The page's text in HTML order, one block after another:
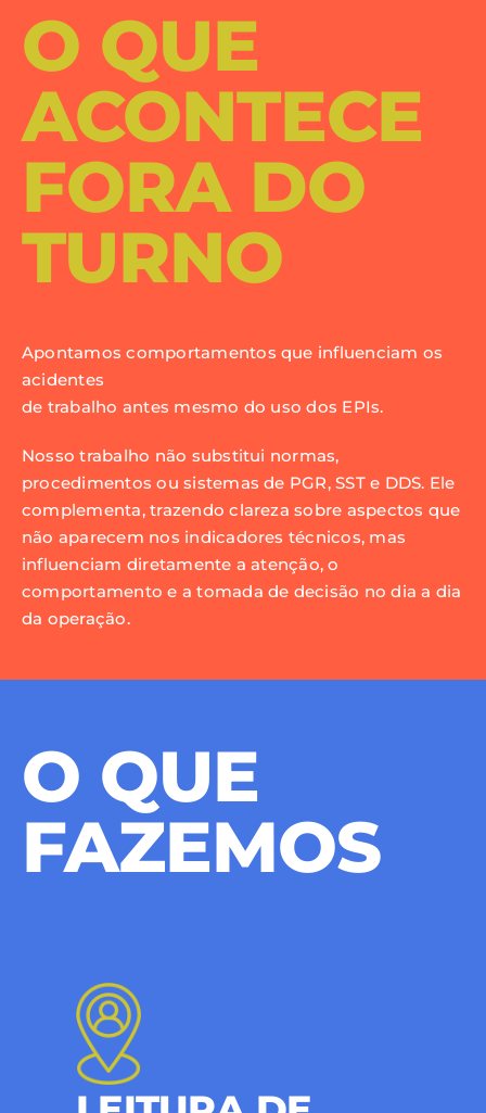
O QUE
ACONTECE
FORA DO
TURNO
Apontamos comportamentos que influenciam os
acidentes
de trabalho antes mesmo do uso dos EPIs.
Nosso trabalho não substitui normas,
procedimentos ou sistemas de PGR, SST e DDS. Ele
complementa, trazendo clareza sobre aspectos que
não aparecem nos indicadores técnicos, mas
influenciam diretamente a atenção, o
comportamento e a tomada de decisão no dia a dia
da operação.
O QUE
FAZEMOS